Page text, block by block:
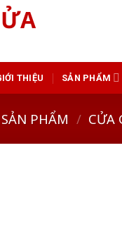
THIỆU SẢN PHẨM
SẢN PHẨM / CỬA